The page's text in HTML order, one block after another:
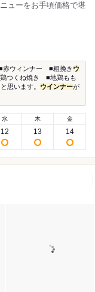
ューをお手頃価格で堪
ウィンナー ■粗挽き ウ
つくね焼き ■地鶏もも
思います。 ウインナーが
水
12
木
13
金
14